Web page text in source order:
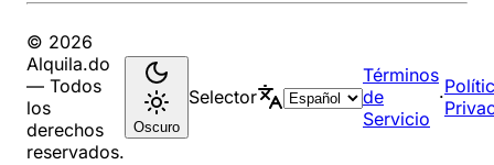
© 2026
Alquila.do
— Todos
los
derechos
reservados.
Oscuro
Selector
Términos
de
Servicio
·